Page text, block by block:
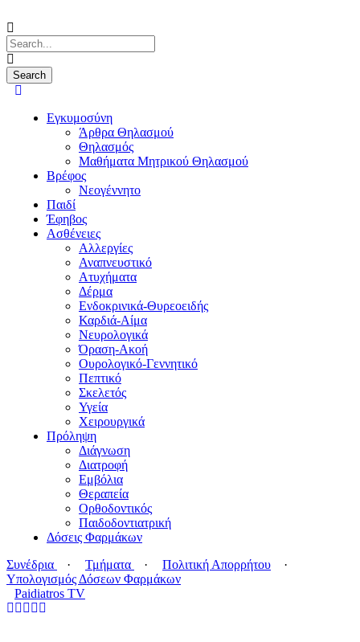
Εγκυμοσύνη
Άρθρα Θηλασμού
Θηλασμός
Μαθήματα Μητρικού Θηλασμού
Βρέφος
Νεογέννητο
Παιδί
Έφηβος
Ασθένειες
Αλλεργίες
Αναπνευστικό
Ατυχήματα
Δέρμα
Ενδοκρινικά-Θυρεοειδής
Καρδιά-Αίμα
Νευρολογικά
Όραση-Ακοή
Ουρολογικό-Γεννητικό
Πεπτικό
Σκελετός
Υγεία
Χειρουργικά
Πρόληψη
Διάγνωση
Διατροφή
Εμβόλια
Θεραπεία
Ορθοδοντικός
Παιδοδοντιατρική
Δόσεις Φαρμάκων
Συνέδρια
· Τμήματα · Πολιτική Απορρήτου
·
Υπολογισμός Δόσεων Φαρμάκων
Paidiatros TV